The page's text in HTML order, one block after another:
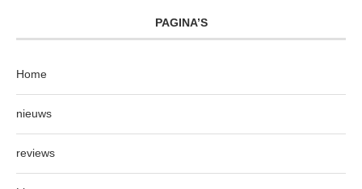
PAGINA’S
Home
nieuws
reviews